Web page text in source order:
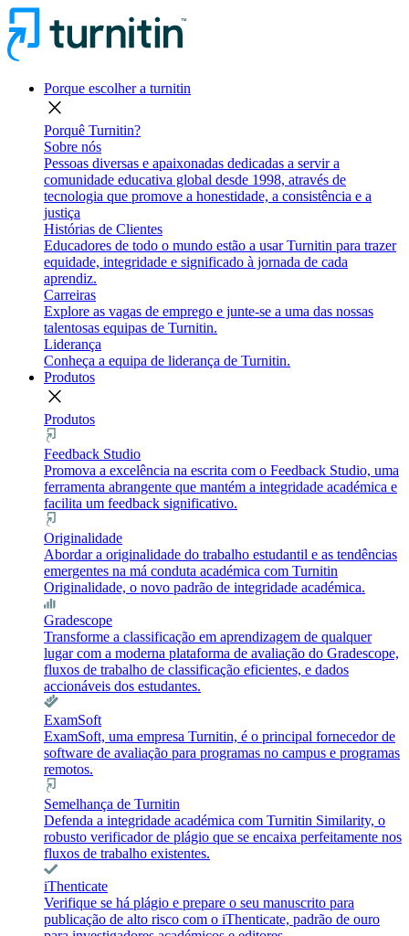
Porque escolher a turnitin
close
Porquê Turnitin?
Sobre nós
Pessoas diversas e apaixonadas dedicadas a servir a
comunidade educativa global desde 1998, através de
tecnologia que promove a honestidade, a consistência e a
justiça
Histórias de Clientes
Educadores de todo o mundo estão a usar Turnitin para trazer
equidade, integridade e significado à jornada de cada
aprendiz.
Carreiras
Explore as vagas de emprego e junte-se a uma das nossas
talentosas equipas de Turnitin.
Liderança
Conheça a equipa de liderança de Turnitin.
Produtos
close
Produtos
Feedback Studio
Promova a excelência na escrita com o Feedback Studio, uma
ferramenta abrangente que mantém a integridade académica e
facilita um feedback significativo.
Originalidade
Abordar a originalidade do trabalho estudantil e as tendências
emergentes na má conduta académica com Turnitin
Originalidade, o novo padrão de integridade académica.
Gradescope
Transforme a classificação em aprendizagem de qualquer
lugar com a moderna plataforma de avaliação do Gradescope,
fluxos de trabalho de classificação eficientes, e dados
accionáveis dos estudantes.
ExamSoft
ExamSoft, uma empresa Turnitin, é o principal fornecedor de
software de avaliação para programas no campus e programas
remotos.
Semelhança de Turnitin
Defenda a integridade académica com Turnitin Similarity, o
robusto verificador de plágio que se encaixa perfeitamente nos
fluxos de trabalho existentes.
iThenticate
Verifique se há plágio e prepare o seu manuscrito para
publicação de alto risco com o iThenticate, padrão de ouro